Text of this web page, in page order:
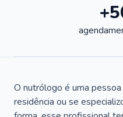
O nutrólogo é uma
residência ou se